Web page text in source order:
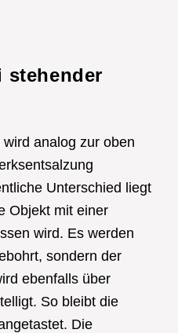
stehender
analog zur oben
Unterschied liegt
Objekt mit einer
wird. Es werden
sondern der
ebenfalls über
So bleibt die
Die